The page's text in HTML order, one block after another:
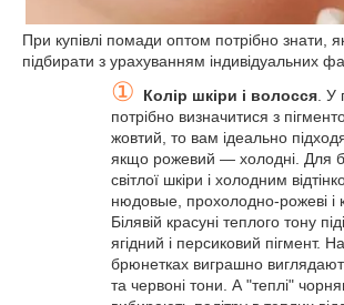
При купівлі помади оптом потрібно знати,
підбирати з урахуванням індивідуальних
① Колір шкіри і волосся. У
потрібно визначитися з
жовтий, то вам ідеально
якщо рожевий — холодні. Для
світлої шкіри і холодним
нюдовые, прохолодно-рожеві і
Білявій красуні теплого тону
ягідний і персиковий пігмент.
брюнетках виграшно
та червоні тони. А "теплі"